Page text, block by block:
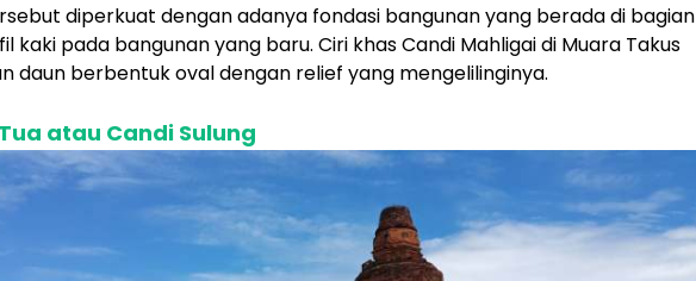
diperkuat dengan adanya fondasi bangunan yang berada di bagian
kaki pada bangunan yang baru. Ciri khas Candi Mahligai di Muara Takus
daun berbentuk oval dengan relief yang mengelilinginya.
atau Candi Sulung